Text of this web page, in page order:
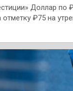
Доллар по
₽75 на